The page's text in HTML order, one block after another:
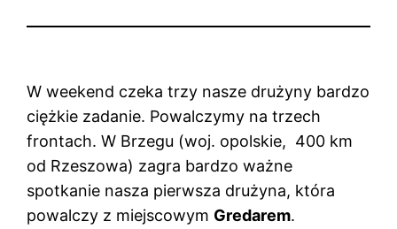
W weekend czeka trzy nasze drużyny bardzo
ciężkie zadanie. Powalczymy na trzech
frontach. W Brzegu (woj. opolskie, 400 km
od Rzeszowa) zagra bardzo ważne
spotkanie nasza pierwsza drużyna, która
powalczy z miejscowym Gredarem.